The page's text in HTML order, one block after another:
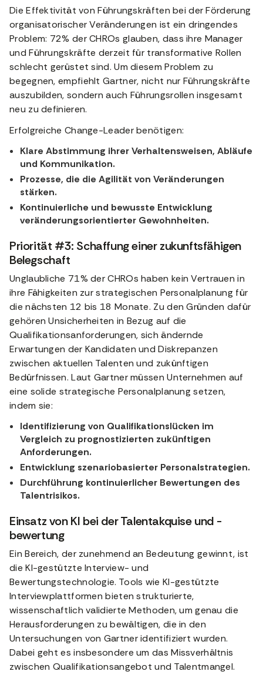
Die Effektivität von Führungskräften bei der Förderung
organisatorischer Veränderungen ist ein dringendes
Problem: 72% der CHROs glauben, dass ihre Manager
und Führungskräfte derzeit für transformative Rollen
schlecht gerüstet sind. Um diesem Problem zu
begegnen, empfiehlt Gartner, nicht nur Führungskräfte
auszubilden, sondern auch Führungsrollen insgesamt
neu zu definieren.
Erfolgreiche Change-Leader benötigen:
Klare Abstimmung ihrer Verhaltensweisen, Abläufe
und Kommunikation.
Prozesse, die die Agilität von Veränderungen
stärken.
Kontinuierliche und bewusste Entwicklung
veränderungsorientierter Gewohnheiten.
Priorität #3: Schaffung einer zukunftsfähigen
Belegschaft
Unglaubliche 71% der CHROs haben kein Vertrauen in
ihre Fähigkeiten zur strategischen Personalplanung für
die nächsten 12 bis 18 Monate. Zu den Gründen dafür
gehören Unsicherheiten in Bezug auf die
Qualifikationsanforderungen, sich ändernde
Erwartungen der Kandidaten und Diskrepanzen
zwischen aktuellen Talenten und zukünftigen
Bedürfnissen. Laut Gartner müssen Unternehmen auf
eine solide strategische Personalplanung setzen,
indem sie:
Identifizierung von Qualifikationslücken im
Vergleich zu prognostizierten zukünftigen
Anforderungen.
Entwicklung szenariobasierter Personalstrategien.
Durchführung kontinuierlicher Bewertungen des
Talentrisikos.
Einsatz von KI bei der Talentakquise und -
bewertung
Ein Bereich, der zunehmend an Bedeutung gewinnt, ist
die KI-gestützte Interview- und
Bewertungstechnologie. Tools wie KI-gestützte
Interviewplattformen bieten strukturierte,
wissenschaftlich validierte Methoden, um genau die
Herausforderungen zu bewältigen, die in den
Untersuchungen von Gartner identifiziert wurden.
Dabei geht es insbesondere um das Missverhältnis
zwischen Qualifikationsangebot und Talentmangel.